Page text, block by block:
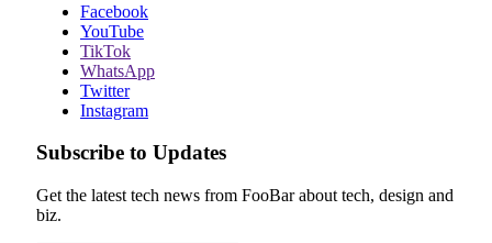
Facebook
YouTube
TikTok
WhatsApp
Twitter
Instagram
Subscribe to Updates
Get the latest tech news from FooBar about tech, design and
biz.